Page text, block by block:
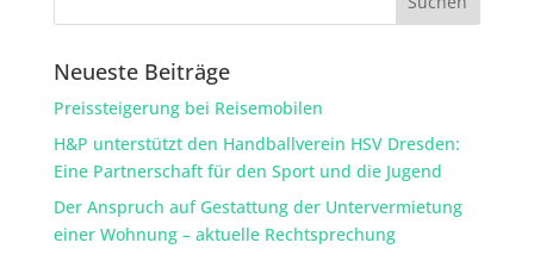
Neueste Beiträge
Preissteigerung bei Reisemobilen
H&P unterstützt den Handballverein HSV Dresden:
Eine Partnerschaft für den Sport und die Jugend
Der Anspruch auf Gestattung der Untervermietung
einer Wohnung – aktuelle Rechtsprechung